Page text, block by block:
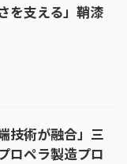
を支える」鞘漆
技術が融合」三
ロペラ製造プロ